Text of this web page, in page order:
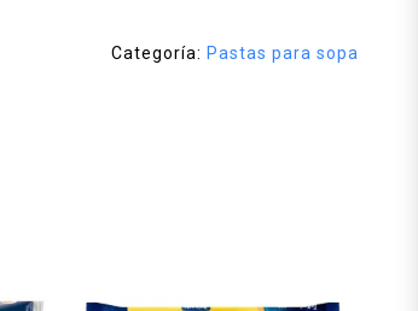
Categoría: Pastas para sopa